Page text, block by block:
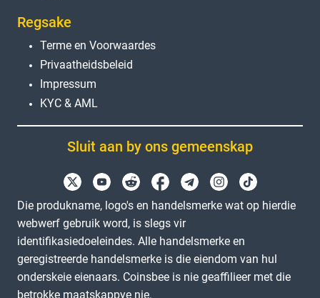
Regsake
Terme en Voorwaardes
Privaatheidsbeleid
Impressum
KYC & AML
Sluit aan by ons gemeenskap
Die produkname, logo's en handelsmerke wat op hierdie
webwerf gebruik word, is slegs vir
identifikasiedoeleindes. Alle handelsmerke en
geregistreerde handelsmerke is die eiendom van hul
onderskeie eienaars. Coinsbee is nie geaffilieer met die
betrokke maatskappye nie.